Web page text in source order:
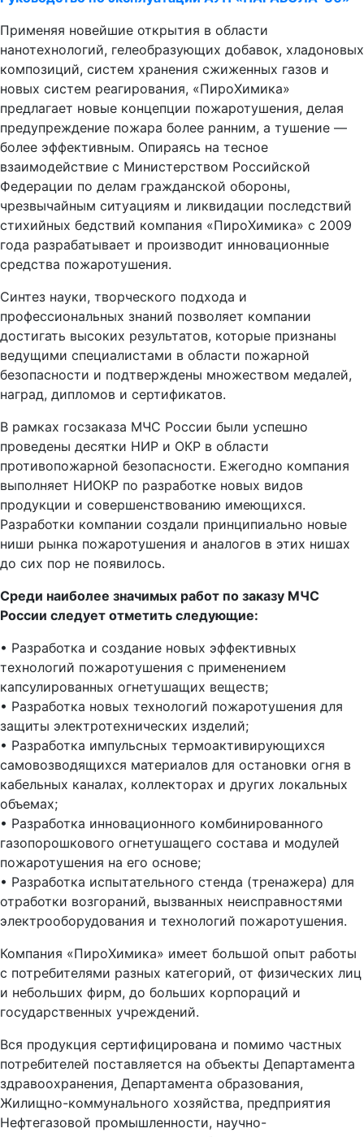
Применяя новейшие открытия в области
нанотехнологий, гелеобразующих добавок, хладоновых
композиций, систем хранения сжиженных газов и
новых систем реагирования, «ПироХимика»
предлагает новые концепции пожаротушения, делая
предупреждение пожара более ранним, а тушение —
более эффективным. Опираясь на тесное
взаимодействие с Министерством Российской
Федерации по делам гражданской обороны,
чрезвычайным ситуациям и ликвидации последствий
стихийных бедствий компания «ПироХимика» с 2009
года разрабатывает и производит инновационные
средства пожаротушения.
Синтез науки, творческого подхода и
профессиональных знаний позволяет компании
достигать высоких результатов, которые признаны
ведущими специалистами в области пожарной
безопасности и подтверждены множеством медалей,
наград, дипломов и сертификатов.
В рамках госзаказа МЧС России были успешно
проведены десятки НИР и ОКР в области
противопожарной безопасности. Ежегодно компания
выполняет НИОКР по разработке новых видов
продукции и совершенствованию имеющихся.
Разработки компании создали принципиально новые
ниши рынка пожаротушения и аналогов в этих нишах
до сих пор не появилось.
Среди наиболее значимых работ по заказу МЧС
России следует отметить следующие:
• Разработка и создание новых эффективных
технологий пожаротушения с применением
капсулированных огнетушащих веществ;
• Разработка новых технологий пожаротушения для
защиты электротехнических изделий;
• Разработка импульсных термоактивирующихся
самовозводящихся материалов для остановки огня в
кабельных каналах, коллекторах и других локальных
объемах;
• Разработка инновационного комбинированного
газопорошкового огнетушащего состава и модулей
пожаротушения на его основе;
• Разработка испытательного стенда (тренажера) для
отработки возгораний, вызванных неисправностями
электрооборудования и технологий пожаротушения.
Компания «ПироХимика» имеет большой опыт работы
с потребителями разных категорий, от физических лиц
и небольших фирм, до больших корпораций и
государственных учреждений.
Вся продукция сертифицирована и помимо частных
потребителей поставляется на объекты Департамента
здравоохранения, Департамента образования,
Жилищно-коммунального хозяйства, предприятия
Нефтегазовой промышленности, научно-